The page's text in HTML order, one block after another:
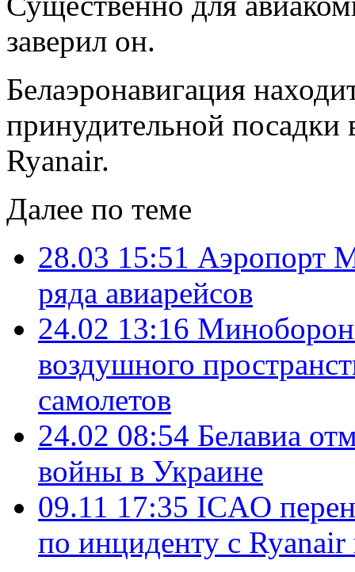
заверил он.
Белаэронавигация
принудительной посадки
Ryanair.
Далее по теме
28.03 15:51 Аэропорт
ряда авиарейсов
24.02 13:16
воздушного
самолетов
24.02 08:54 Белавиа
войны в Украине
09.11 17:35 ICAO
по инциденту с Ryanair